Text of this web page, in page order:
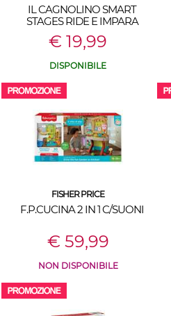
IL CAGNOLINO SMART
STAGES RIDE E IMPARA
€ 19,99
DISPONIBILE
FISHER PRICE
F.P.CUCINA 2 IN 1 C/SUONI
€ 59,99
NON DISPONIBILE